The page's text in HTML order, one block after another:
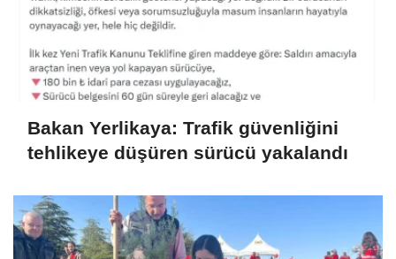
Bakan Yerlikaya: Trafik güvenliğini
tehlikeye düşüren sürücü yakalandı